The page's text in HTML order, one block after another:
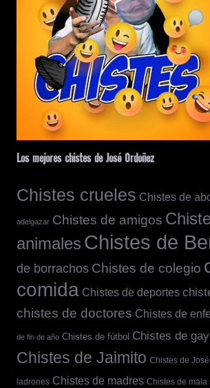
Los mejores chistes de José Ordoñez
Chistes crueles Chistes de
adelgazar Chistes de amigos
animales Chistes de
de borrachos Chistes de colegio
comida Chistes de deportes
chistes de doctores Chistes de
de fin de año Chistes de fútbol Chistes de
Chistes de Jaimito Chistes de
ladrones Chistes de madres Chistes de mala